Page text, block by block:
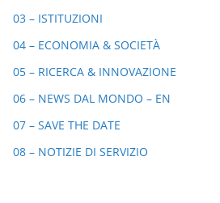
03 – ISTITUZIONI
04 – ECONOMIA & SOCIETÀ
05 – RICERCA & INNOVAZIONE
06 – NEWS DAL MONDO – EN
07 – SAVE THE DATE
08 – NOTIZIE DI SERVIZIO